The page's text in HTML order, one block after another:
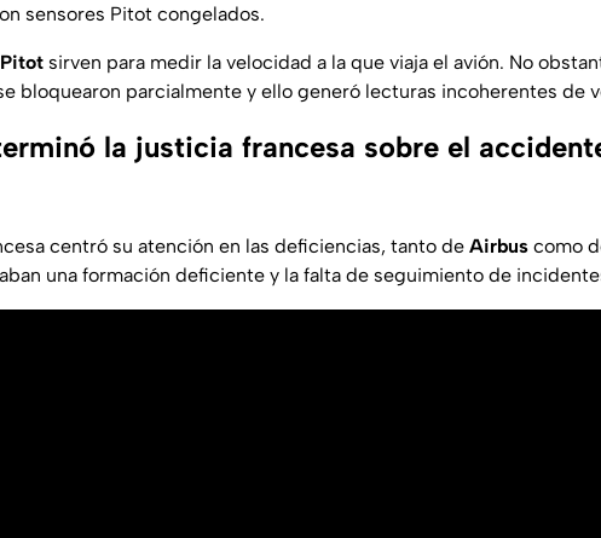
sensores Pitot congelados.
sirven para medir la velocidad a la que viaja el avión. No
bloquearon parcialmente y ello generó lecturas incoherentes de
la justicia francesa sobre el
centró su atención en las deficiencias, tanto de Airbus como
una formación deficiente y la falta de seguimiento de